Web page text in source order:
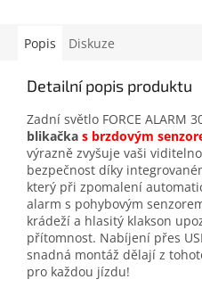
Popis Diskuze
Detailní popis produktu
Zadní světlo FORCE ALARM
blikačka s brzdovým
výrazně zvyšuje vaši
bezpečnost díky
který při zpomalení
alarm s pohybovým
krádeží a hlasitý klakson
přítomnost. Nabíjení přes
snadná montáž dělají z
pro každou jízdu!